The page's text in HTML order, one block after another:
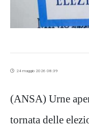
24 maggio 2026 08:39
(ANSA) Urne
tornata delle